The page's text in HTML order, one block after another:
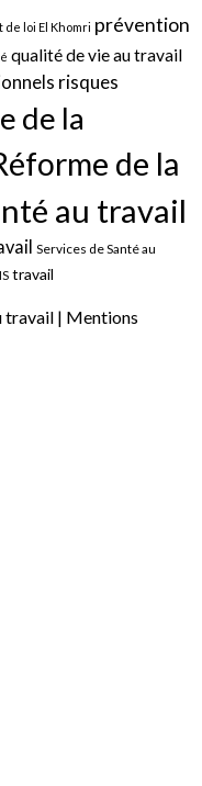
de loi El Khomri prévention
qualité de vie au travail
risques
de la
de la
au travail
Services de Santé au
travail
travail | Mentions